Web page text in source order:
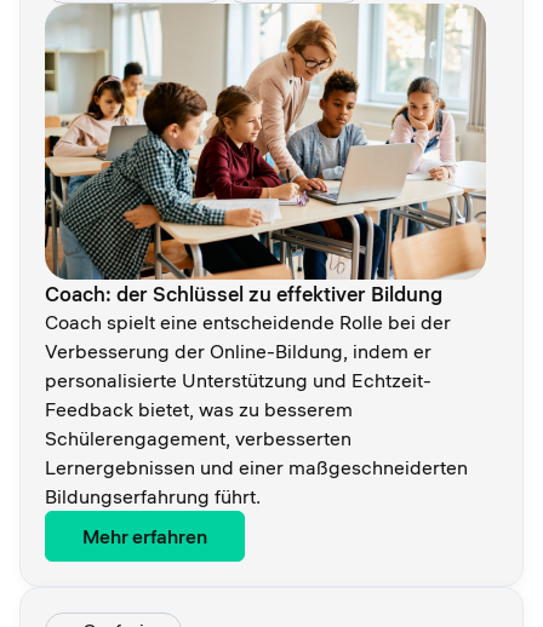
Coach: der Schlüssel zu effektiver Bildung
Coach spielt eine entscheidende Rolle bei der
Verbesserung der Online-Bildung, indem er
personalisierte Unterstützung und Echtzeit-
Feedback bietet, was zu besserem
Schülerengagement, verbesserten
Lernergebnissen und einer maßgeschneiderten
Bildungserfahrung führt.
Mehr erfahren